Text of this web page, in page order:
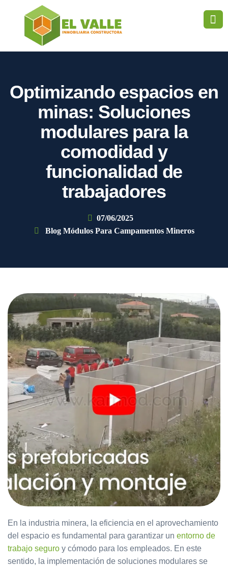
Optimizando espacios en
minas: Soluciones
modulares para la
comodidad y
funcionalidad de
trabajadores
07/06/2025
Blog Módulos Para Campamentos Mineros
En la industria minera, la eficiencia en el aprovechamiento
del espacio es fundamental para garantizar un entorno de
trabajo seguro y cómodo para los empleados. En este
sentido, la implementación de soluciones modulares se